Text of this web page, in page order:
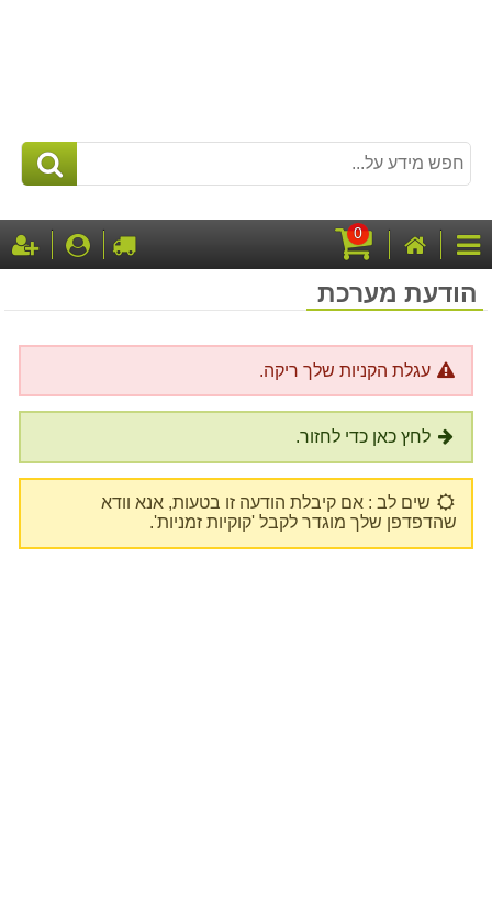
קטגוריותהבית
עגלת
0 לקופה
הודעת מערכת
עגלת הקניות שלך ריקה.
לחץ כאן כדי לחזור.
שים לב : אם קיבלת הודעה זו בטעות, אנא וודא
שהדפדפן שלך מוגדר לקבל 'קוקיות זמניות'.